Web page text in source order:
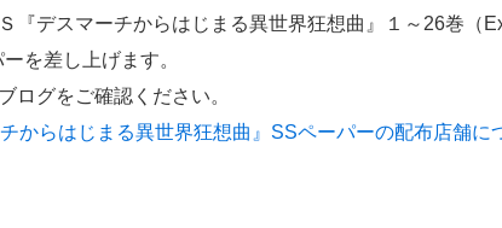
『デスマーチからはじまる異世界狂想曲』１～26巻（
を差し上げます。
ログをご確認ください。
からはじまる異世界狂想曲』SSペーパーの配布店舗に